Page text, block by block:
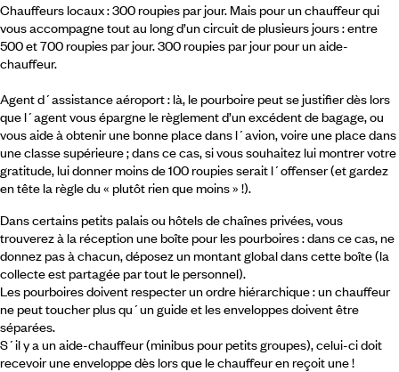
Chauffeurs locaux : 300 roupies par jour. Mais pour un chauffeur qui
vous accompagne tout au long d’un circuit de plusieurs jours : entre
500 et 700 roupies par jour. 300 roupies par jour pour un aide-
chauffeur.
Agent d´assistance aéroport : là, le pourboire peut se justifier dès lors
que l´agent vous épargne le règlement d’un excédent de bagage, ou
vous aide à obtenir une bonne place dans l´avion, voire une place dans
une classe supérieure ; dans ce cas, si vous souhaitez lui montrer votre
gratitude, lui donner moins de 100 roupies serait l´offenser (et gardez
en tête la règle du « plutôt rien que moins » !).
Dans certains petits palais ou hôtels de chaînes privées, vous
trouverez à la réception une boîte pour les pourboires : dans ce cas, ne
donnez pas à chacun, déposez un montant global dans cette boîte (la
collecte est partagée par tout le personnel).
Les pourboires doivent respecter un ordre hiérarchique : un chauffeur
ne peut toucher plus qu´un guide et les enveloppes doivent être
séparées.
S´il y a un aide-chauffeur (minibus pour petits groupes), celui-ci doit
recevoir une enveloppe dès lors que le chauffeur en reçoit une !